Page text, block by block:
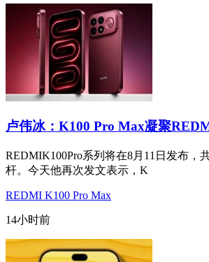
卢伟冰：K100 Pro Max凝聚
REDMIK100Pro系列将在8月11日发布，
杆。今天他再次发文表示，K
REDMI K100 Pro Max
14小时前